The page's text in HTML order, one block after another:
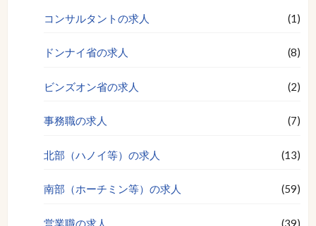
コンサルタントの求人 (1)
ドンナイ省の求人 (8)
ビンズオン省の求人 (2)
事務職の求人 (7)
北部（ハノイ等）の求人 (13)
南部（ホーチミン等）の求人 (59)
営業職の求人 (39)